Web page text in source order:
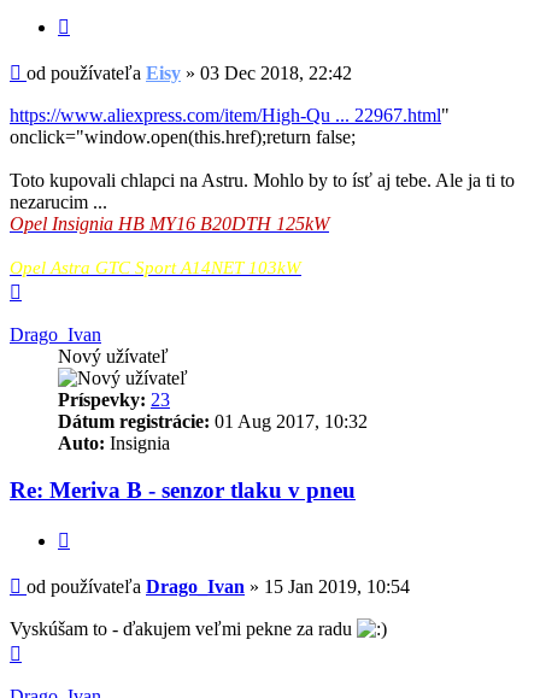
Príspevok
od používateľa Eisy » 03 Dec 2018, 22:42
https://www.aliexpress.com/item/High-Qu ... 22967.html"
onclick="window.open(this.href);return false;
Toto kupovali chlapci na Astru. Mohlo by to ísť aj tebe. Ale ja ti to
nezarucim ...
Opel Insignia HB MY16 B20DTH 125kW
Opel Astra GTC Sport A14NET 103kW
Drago_Ivan
Nový užívateľ
Príspevky: 23
Dátum registrácie: 01 Aug 2017, 10:32
Auto: Insignia
Re: Meriva B - senzor tlaku v pneu
Príspevok
od používateľa Drago_Ivan » 15 Jan 2019, 10:54
Vyskúšam to - ďakujem veľmi pekne za radu